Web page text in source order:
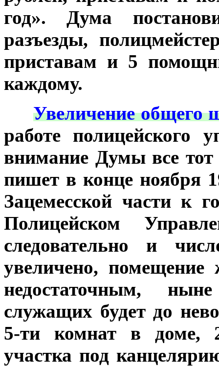
год». Дума
разъезды,
приставам и 5
каждому.
Увеличение общего
работе полицейского
внимание Думы все
пишет в конце ноября
Зацемесской части к
Полицейском
следовательно и
увеличено,
недостаточным,
служащих будет до
5-ти комнат в доме,
участка под